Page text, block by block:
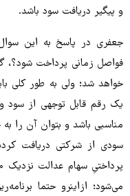
و پیگیر دریافت سود باشد.
جعفری در پاسخ به این
فواصل زمانی پرداخت شود؟،
خواهد شد؛ ولی به طور کلی
یک رقم قابل توجهی از سود
مناسبی باشد و بتوان آن را
سودی از شرکتی دریافت
می‌شود؛ ازاینرو حتما